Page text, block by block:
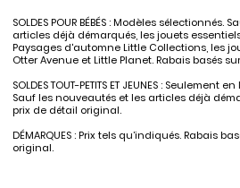
SOLDES POUR BÉBÉS : Modèles sélectionnés.
articles déjà démarqués, les jouets
Paysages d'automne Little Collections, les
Otter Avenue et Little Planet. Rabais basés
SOLDES TOUT-PETITS ET JEUNES :
Sauf les nouveautés et les articles déjà
prix de détail original.
DÉMARQUES : Prix tels qu’indiqués. Rabais
original.